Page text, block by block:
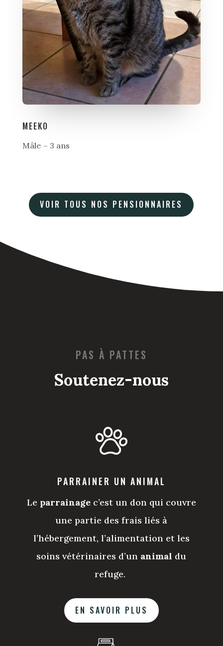
MEEKO
Mâle – 3 ans
VOIR TOUS NOS PENSIONNAIRES
PAS À PATTES
Soutenez-nous
PARRAINER UN ANIMAL
Le parrainagec’est un don qui couvre
une partie des frais liés à
l’hébergement, l’alimentation et les
soins vétérinaires d’un animal du
refuge.
EN SAVOIR PLUS